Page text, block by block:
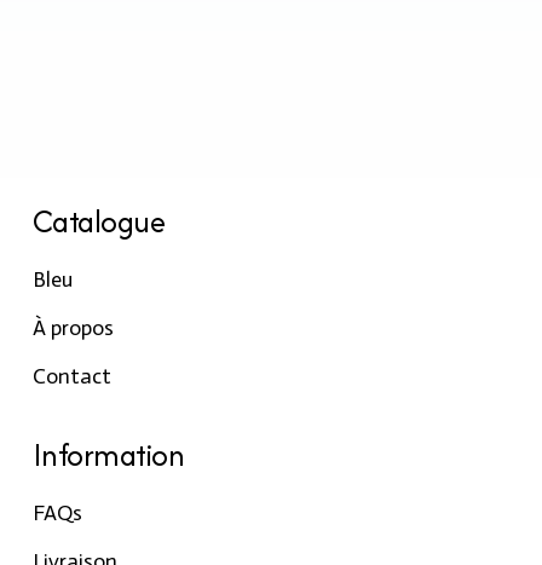
Catalogue
Bleu
À propos
Contact
Information
FAQs